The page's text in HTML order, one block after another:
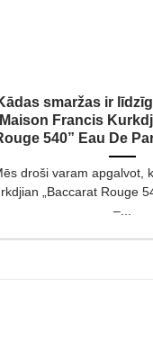
smaržas ir
Maison Francis
540” Eau De
droši varam apgalvot,
„Baccarat Rouge
–...